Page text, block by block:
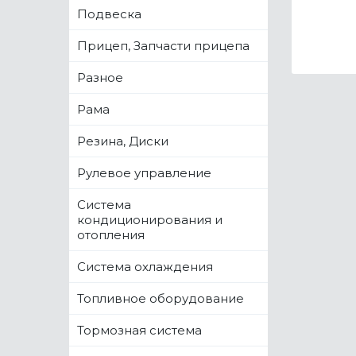
Подвеска
Прицеп, Запчасти прицепа
Разное
Рама
Резина, Диски
Рулевое управление
Система
кондиционирования и
отопления
Система охлаждения
Топливное оборудование
Тормозная система